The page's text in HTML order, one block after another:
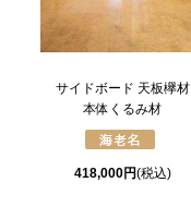
サイドボード 天板欅材
本体くるみ材
418,000円(税込)